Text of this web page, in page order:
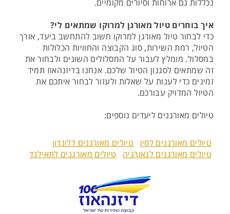
נכללות גם ארוחות וסיורים מקומיים.
איך בוחרים טיול מאורגן למרוקו שמתאים לי?
כדי לבחור טיול מאורגן למרוקו חשוב להתחשב ביעד, אורך
הטיול, רמת השירות, סוג הקבוצה והחוויות הכלולות
במסלול. מומלץ לעבור על המסלולים השונים ולבחור את
זה שמתאים לסגנון הטיול שלכם. אנחנו בדיזנהאוז תמיד
זמינים כדי לענות על שאלות ולעזור לבחור איתכם את
הטיול המדויק עבורכם.
טיולים מאורגנים ליעדים נוספים:
טיולים מאורגנים לסין
טיולים מאורגנים ללונדון
טיולים מאורגנים לגאורגיה
טיולים מאורגנים לתאילנד